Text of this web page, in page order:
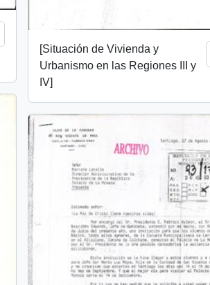
[Situación de Vivienda y
Urbanismo en las Regiones III y
IV]
Añadir al portapapeles